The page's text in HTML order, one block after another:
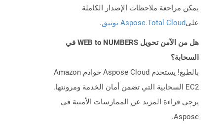
يمكن مراجعة ملاحظات الإصدار الكاملة
علىAspose.Total Cloud توثيق .
هل من الآمن تحويل WEB to NUMBERS في
السحابة؟
بالطبع! يستخدم Aspose Cloud خوادم Amazon
EC2 السحابية التي تضمن أمان الخدمة ومرونتها.
يرجى قراءة المزيد عن الممارسات الأمنية في
Aspose.